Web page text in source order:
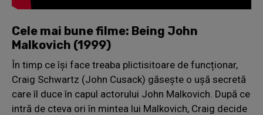
Cele mai bune filme: Being John
Malkovich (1999)
În timp ce își face treaba plictisitoare de funcționar,
Craig Schwartz (John Cusack) găsește o ușă secretă
care îl duce în capul actorului John Malkovich. După ce
intră de cteva ori în mintea lui Malkovich, Craig decide